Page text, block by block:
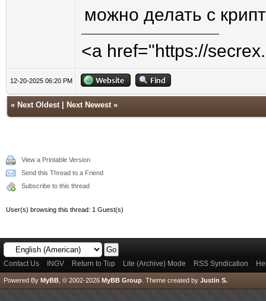
можно делать с
<a href="https://
12-20-2025 06:20 PM
« Next Oldest Next Newest »
View a Printable Version
Send this Thread to a Friend
Subscribe to this thread
User(s) browsing this thread: 1 Guest(s)
Contact Us INGV Return to Top Lite (Archive) Mode RSS Syndication
Powered By MyBB , © 2002-2026 MyBB Group Theme created by Justin S.